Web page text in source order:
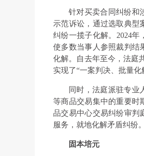
针对买卖合同纠纷和
示范诉讼，通过选取典型
纠纷一揽子化解。2024
使多数当事人参照裁判结
化解。自去年至今，法庭
实现了“一案判决、批量化
同时，法庭派驻专业
等商品交易集中的重要时
品交易中心交易纠纷审判
服务，就地化解矛盾纠纷。
固本培元